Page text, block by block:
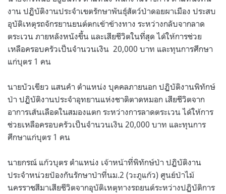
งาน ปฏิบัติงานประจำเขตรักษาพันธุ์สัตว์ป่าดอยผาเมือง ประสบ
อุบัติเหตุรถจักรยานยนต์ตกเข้าข้างทาง ระหว่างกลับจากลาด
ตระเวน ภายหลังหนังขึ้น และเสียชีวิตในที่สุด ได้ให้การช่วย
เหลือครอบครัวเป็นจำนวนเงิน 20,000 บาท และทุนการศึกษา
แก่บุตร 1 คน
นายบัวเขียว แสนคำ ตำแหน่ง บุคคลภายนอก ปฏิบัติงานพิทักษ์
ป่า ปฏิบัติงานประจำอุทยานแห่งชาติตาดหมอก เสียชีวิตจาก
อาการเส้นเลือดในสมองแตก ระหว่างการลาดตระเวน ได้ให้การ
ช่วยเหลือครอบครัวเป็นจำนวนเงิน 20,000 บาท และทุนการ
ศึกษาแก่บุตร 1 คน
นายกรณ์ แก้วบุตร ตำแหน่ง เจ้าหน้าที่พิทักษ์ป่า ปฏิบัติงาน
ประจำหน่วยป้องกันรักษาป่าที่นม.2 (วะภูแก้ว) ศูนย์ป่าไม้
นครราชสีมาเสียชีวิตจากอุบัติเหตุทางรถยนต์ระหว่างปฏิบัติการ